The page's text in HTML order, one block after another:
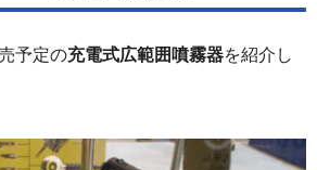
予定の充電式広範囲噴霧器を紹介し